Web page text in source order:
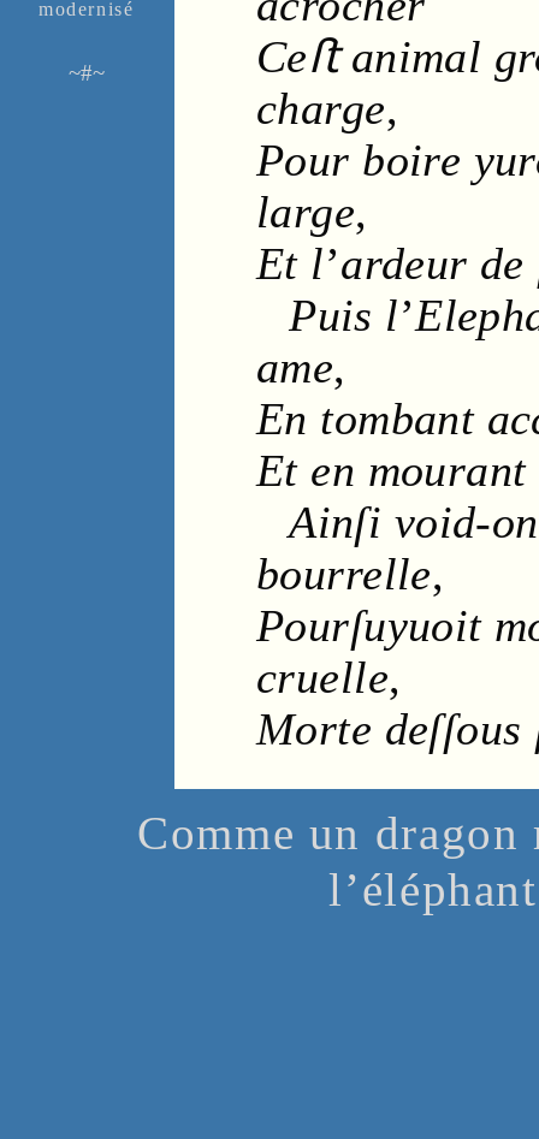
moder­nisé
~#~
Ceﬅ animal
charge,
Pour boire
large,
Et l’ardeur de
Puis l’
ame,
En tombant
Et en
Ainſi void-
bourrelle,
Pourſuyuoit
cruelle,
Morte deſſous
Comme un